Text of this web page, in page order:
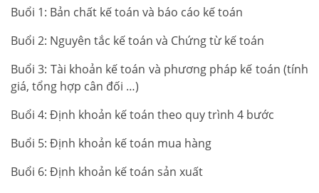
Buổi 1: Bản chất kế toán và báo cáo kế toán
Buổi 2: Nguyên tắc kế toán và Chứng từ kế toán
Buổi 3: Tài khoản kế toán và phương pháp kế toán (tính
giá, tổng hợp cân đối …)
Buổi 4: Định khoản kế toán theo quy trình 4 bước
Buổi 5: Định khoản kế toán mua hàng
Buổi 6: Định khoản kế toán sản xuất